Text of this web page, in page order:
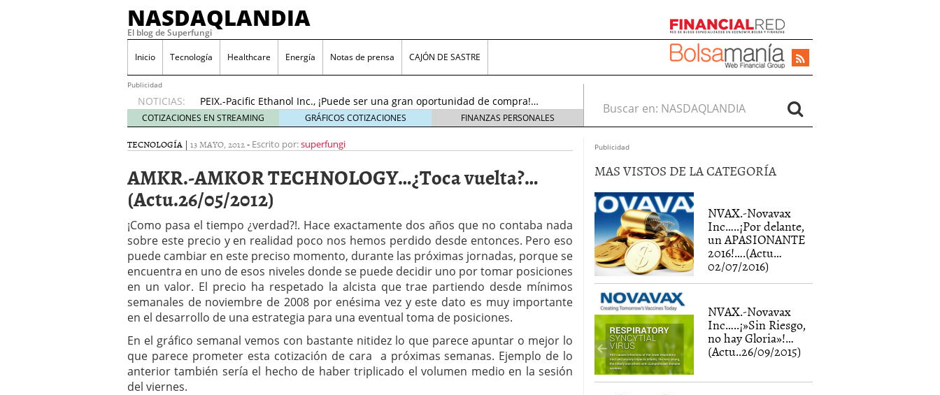
NASDAQLANDIA
El blog de Superfungi
Inicio Tecnología Healthcare Energía Notas de prensa CAJÓN DE SASTRE
Publicidad
NOTICIAS:
ODP.-Office Depot Inc…..¡El resurgir!…(Actu…19/11/2016) 19 noviembre,
2016
NVAX.-Novavax Inc…..¡El sol se puso!, pero ¡AMANECERÁ DE NUEVO!….
PEIX.-Pacific Ethanol Inc., ¡Puede ser una gran oportunidad de compra!…
(Actu..31/10/2016)
31 octubre, 2016
Pruebas de Gráficos 23 noviembre, 2018
HIMX.-Himax Technologies, Inc. (ADR)……¡Cerca del límite para decidir!…
AMRN.-Amarin Corporation Plc…….¡Bonito aspecto técnico, para juego «pre-
news»!…(Actu..23/11/2016) 23 noviembre, 2016
BLDP.-Ballard Power Systems Inc…..¡No olviden este precio!….(Actu…
20/11/2016)
20 noviembre, 2016
ODP.-Office Depot Inc…..¡El resurgir!…(Actu…19/11/2016) 19 noviembre,
2016
NVAX.-Novavax Inc…..¡El sol se puso!, pero ¡AMANECERÁ DE NUEVO!….
(Actu…17/11/2016) 17 noviembre, 2016
COTIZACIONES EN STREAMING GRÁFICOS COTIZACIONES FINANZAS PERSONALES
Buscar en:
TECNOLOGÍA | 13 MAYO, 2012- Escrito por:superfungi
AMKR.-AMKOR TECHNOLOGY…¿Toca vuelta?…
(Actu.26/05/2012)
¡Como pasa el tiempo ¿verdad?!. Hace exactamente dos años que no contaba nada
sobre este precio y en realidad poco nos hemos perdido desde entonces. Pero eso
puede cambiar en este preciso momento, durante las próximas jornadas, porque se
encuentra en uno de esos niveles donde se puede decidir uno por tomar posiciones
en un valor. El precio ha respetado la alcista que trae partiendo desde mínimos
semanales de noviembre de 2008 por enésima vez y este dato es muy importante
en el desarrollo de una estrategia para una eventual toma de posiciones.
En el gráfico semanal vemos con bastante nitidez lo que parece apuntar o mejor lo
que parece prometer esta cotización de cara a próximas semanas. Ejemplo de lo
anterior también sería el hecho de haber triplicado el volumen medio en la sesión
del viernes.
Publicidad
MAS VISTOS DE LA CATEGORÍA
NVAX.-Novavax
Inc…..¡Por delante,
un APASIONANTE
2016!….(Actu…
02/07/2016)
NVAX.-Novavax
Inc…..¡»Sin Riesgo,
no hay Gloria»!…
(Actu..26/09/2015)